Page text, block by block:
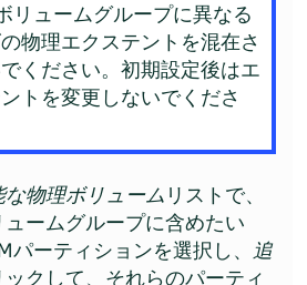
リュームグループに異なる
物理エクステントを混在さ
ください。初期設定後はエ
トを変更しないでくださ
物理ボリューム リストで、
ュームグループに含めたい
パーティションを選択し、 追
クして、それらのパーティ